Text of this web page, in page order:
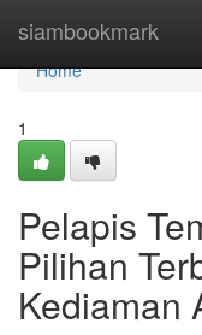
siambookmark
Home
Home
1
Pelapis
Pilihan
Kediaman